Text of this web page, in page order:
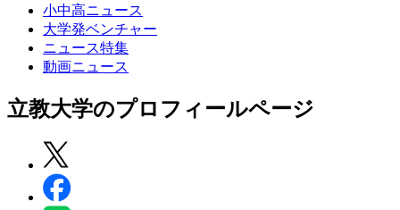
小中高ニュース
大学発ベンチャー
ニュース特集
動画ニュース
立教大学のプロフィールページ